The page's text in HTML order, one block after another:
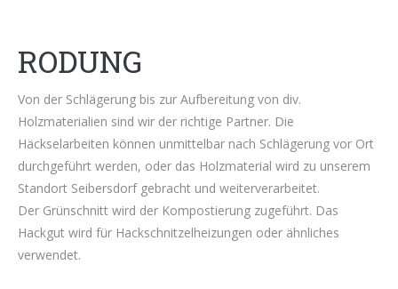
RODUNG
Von der Schlägerung bis zur Aufbereitung von div.
Holzmaterialien sind wir der richtige Partner. Die
Häckselarbeiten können unmittelbar nach Schlägerung vor Ort
durchgeführt werden, oder das Holzmaterial wird zu unserem
Standort Seibersdorf gebracht und weiterverarbeitet.
Der Grünschnitt wird der Kompostierung zugeführt. Das
Hackgut wird für Hackschnitzelheizungen oder ähnliches
verwendet.